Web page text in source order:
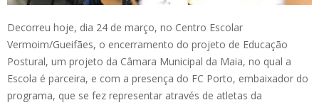
Decorreu hoje, dia 24 de março, no Centro Escolar
Vermoim/Gueifães, o encerramento do projeto de Educação
Postural, um projeto da Câmara Municipal da Maia, no qual a
Escola é parceira, e com a presença do FC Porto, embaixador do
programa, que se fez representar através de atletas da